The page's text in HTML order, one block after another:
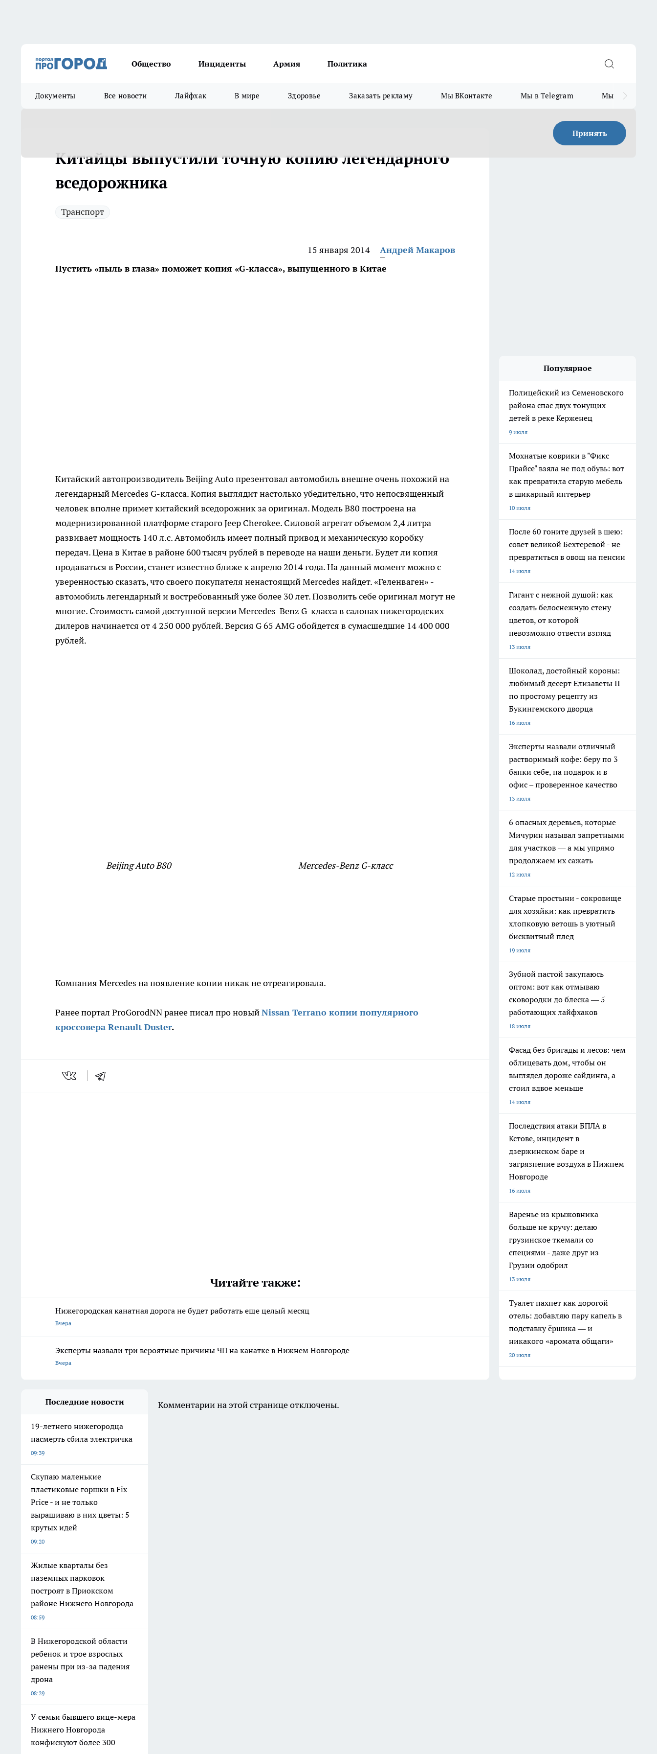
Общество Инциденты Армия Политика
Документы Все новости Лайфхак В мире Здоровье Заказать рекламу Мы ВКонтакте Мы в Telegram Мы в MAX
Принять
Китайцы выпустили точную копию легендарного
вседорожника
Транспорт
15 января 2014
Андрей Макаров
Пустить «пыль в глаза» поможет копия «G-класса», выпущенного в Китае
Китайский автопроизводитель Beijing Auto презентовал автомобиль внешне очень похожий на
легендарный Mercedes G-класса. Копия выглядит настолько убедительно, что непосвященный
человек вполне примет китайский вседорожник за оригинал. Модель B80 построена на
модернизированной платформе старого Jeep Cherokee. Силовой агрегат объемом 2,4 литра
развивает мощность 140 л.с. Автомобиль имеет полный привод и механическую коробку
передач. Цена в Китае в районе 600 тысяч рублей в переводе на наши деньги. Будет ли копия
продаваться в России, станет известно ближе к апрелю 2014 года. На данный момент можно с
уверенностью сказать, что своего покупателя ненастоящий Mercedes найдет. «Геленваген» -
автомобиль легендарный и востребованный уже более 30 лет. Позволить себе оригинал могут не
многие. Стоимость самой доступной версии Mercedes-Benz G-класса в салонах нижегородских
дилеров начинается от 4 250 000 рублей. Версия G 65 AMG обойдется в сумасшедшие 14 400 000
рублей.
Beijing Auto B80 Mercedes-Benz G-класс
Компания Mercedes на появление копии никак не отреагировала.
Ранее портал ProGorodNN ранее писал про новыйNissan Terrano копии популярного
кроссовера Renault Duster.
Читайте также:
Нижегородская канатная дорога не будет работать еще целый месяц
Вчера
Эксперты назвали три вероятные причины ЧП на канатке в Нижнем Новгороде
Вчера
Популярное
Полицейский из Семеновского
района спас двух тонущих
детей в реке Керженец
9 июля
Мохнатые коврики в "Фикс
Прайсе" взяла не под обувь: вот
как превратила старую мебель
в шикарный интерьер
10 июля
После 60 гоните друзей в шею:
совет великой Бехтеревой - не
превратиться в овощ на пенсии
14 июля
Гигант с нежной душой: как
создать белоснежную стену
цветов, от которой
невозможно отвести взгляд
13 июля
Шоколад, достойный короны:
любимый десерт Елизаветы II
по простому рецепту из
Букингемского дворца
16 июля
Эксперты назвали отличный
растворимый кофе: беру по 3
банки себе, на подарок и в
офис – проверенное качество
13 июля
6 опасных деревьев, которые
Мичурин называл запретными
для участков — а мы упрямо
продолжаем их сажать
12 июля
Старые простыни - сокровище
для хозяйки: как превратить
хлопковую ветошь в уютный
бисквитный плед
19 июля
Зубной пастой закупаюсь
оптом: вот как отмываю
сковородки до блеска — 5
работающих лайфхаков
18 июля
Фасад без бригады и лесов: чем
облицевать дом, чтобы он
выглядел дороже сайдинга, а
стоил вдвое меньше
14 июля
Последствия атаки БПЛА в
Кстове, инцидент в
дзержинском баре и
загрязнение воздуха в Нижнем
Новгороде
16 июля
Варенье из крыжовника
больше не кручу: делаю
грузинское ткемали со
специями - даже друг из
Грузии одобрил
13 июля
Туалет пахнет как дорогой
отель: добавляю пару капель в
подставку ёршика — и
никакого «аромата общаги»
20 июля
Последние новости
19-летнего нижегородца
насмерть сбила электричка
09:39
Скупаю маленькие
пластиковые горшки в Fix
Price - и не только
выращиваю в них цветы: 5
крутых идей
09:20
Жилые кварталы без
наземных парковок
построят в Приокском
районе Нижнего Новгорода
08:59
В Нижегородской области
ребенок и трое взрослых
ранены при из-за падения
дрона
08:29
У семьи бывшего вице-мера
Нижнего Новгорода
конфискуют более 300
Комментарии на этой странице отключены.